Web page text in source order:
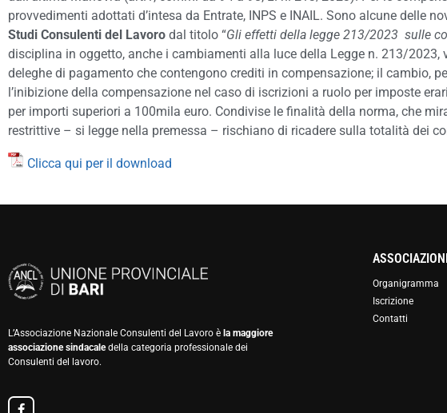
provvedimenti adottati d’intesa da Entrate, INPS e INAIL. Sono alcune delle
Studi Consulenti del Lavoro dal titolo “Gli effetti della legge 213/2023 sulle
disciplina in oggetto, anche i cambiamenti alla luce della Legge n. 213/
deleghe di pagamento che contengono crediti in compensazione; il cambio,
l’inibizione della compensazione nel caso di iscrizioni a ruolo per imposte
per importi superiori a 100mila euro. Condivise le finalità della norma, che
restrittive – si legge nella premessa – rischiano di ricadere sulla totalità dei
Clicca qui per il download
L’Associazione Nazionale Consulenti del Lavoro è la maggiore
associazione sindacaledella categoria professionale dei
Consulenti del lavoro.
Organigramma
Iscrizione
Contatti